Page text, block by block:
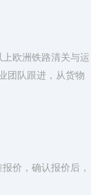
欧洲铁路清关与运
团队跟进，从货物
价，确认报价后，